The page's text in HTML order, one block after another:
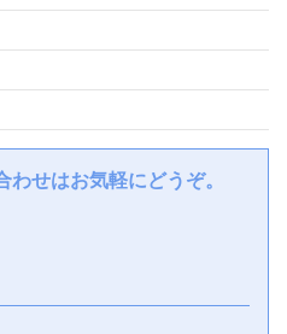
せはお気軽にどうぞ。